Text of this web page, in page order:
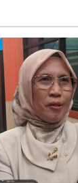
Cukup
Klik
di
Sini
Gagah
Saputra